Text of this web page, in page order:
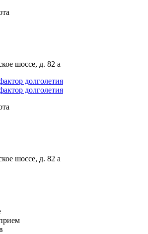
шоссе, д. 82 а
шоссе, д. 82 а